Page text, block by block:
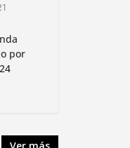
prevención
Jalisco
por